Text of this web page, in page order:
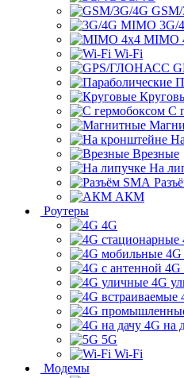
3G/
MIMO
Wi-Fi
С
Врезные
На
АКМ
Роутеры
4G
4G
4G
4G на
5G
Wi-Fi
Модемы